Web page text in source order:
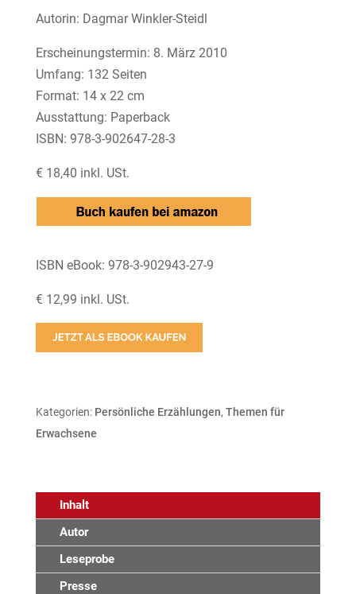
Autorin: Dagmar Winkler-Steidl
Erscheinungstermin: 8. März 2010
Umfang: 132 Seiten
Format: 14 x 22 cm
Ausstattung: Paperback
ISBN: 978-3-902647-28-3
€ 18,40 inkl. USt.
ISBN eBook: 978-3-902943-27-9
€ 12,99 inkl. USt.
Kategorien: Persönliche Erzählungen, Themen für
Erwachsene
Inhalt
Autor
Leseprobe
Presse